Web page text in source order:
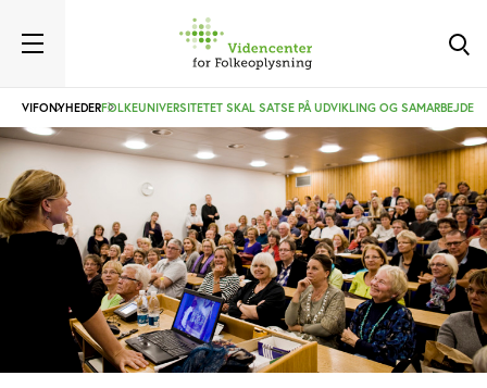
VIFONYHEDERFOLKEUNIVERSITETET SKAL SATSE PÅ UDVIKLING OG SAMARBEJDE